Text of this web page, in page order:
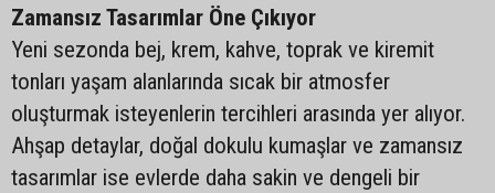
Zamansız Tasarımlar Öne Çıkıyor
Yeni sezonda bej, krem, kahve, toprak ve kiremit
tonları yaşam alanlarında sıcak bir atmosfer
oluşturmak isteyenlerin tercihleri arasında yer alıyor.
Ahşap detaylar, doğal dokulu kumaşlar ve zamansız
tasarımlar ise evlerde daha sakin ve dengeli bir